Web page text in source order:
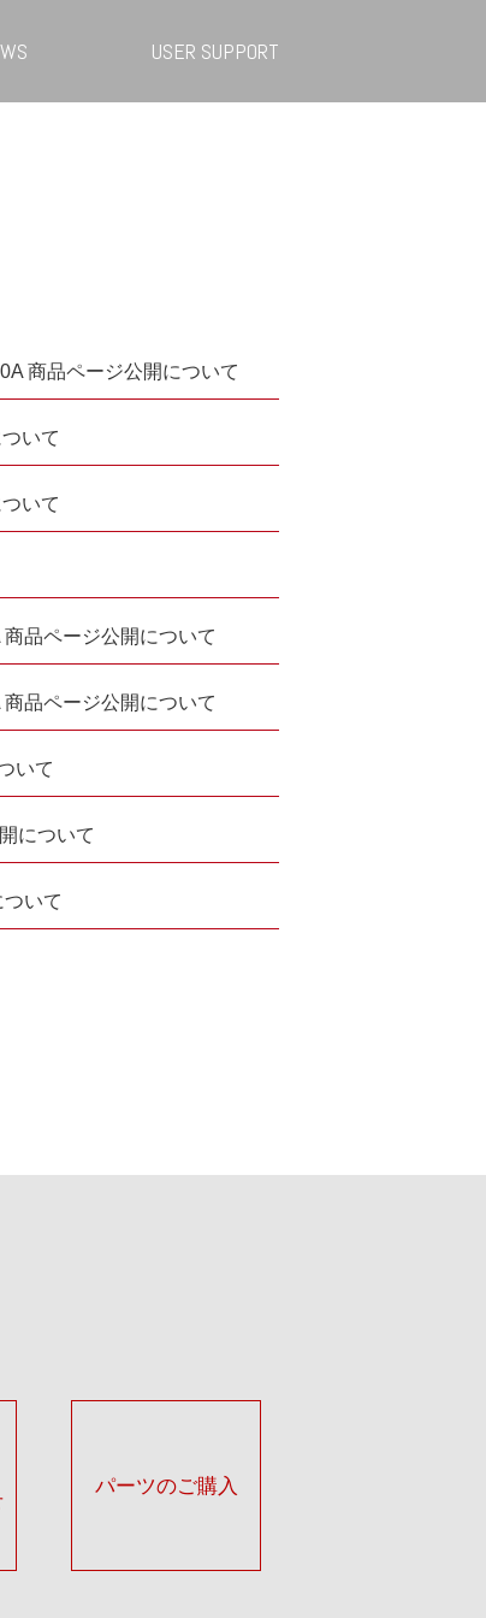
USER SUPPORT
商品ページ公開について
いて
いて
品ページ公開について
品ページ公開について
いて
について
いて
パーツのご購入